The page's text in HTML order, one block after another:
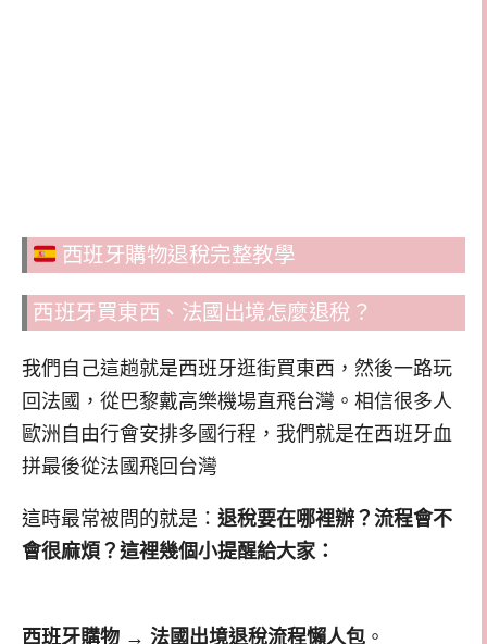
西班牙購物退稅完整教學
西班牙買東西、法國出境怎麼退稅？
我們自己這趟就是西班牙逛街買東西，然後一路玩
回法國，從巴黎戴高樂機場直飛台灣。相信很多人
歐洲自由行會安排多國行程，我們就是在西班牙血
拼最後從法國飛回台灣
這時最常被問的就是： 退稅要在哪裡辦？流程會不
會很麻煩？這裡幾個小提醒給大家：
西班牙購物 → 法國出境退稅流程懶人包 。